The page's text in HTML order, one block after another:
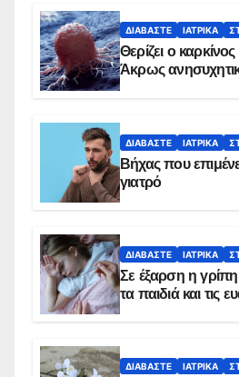
ΔΙΑΒΆΣΤΕ ΙΑΤΡΙΚΆ
Θερίζει ο
Άκρως
ΔΙΑΒΆΣΤΕ ΙΑΤΡΙΚΆ
Βήχας που
γιατρό
ΔΙΑΒΆΣΤΕ ΙΑΤΡΙΚΆ
Σε έξαρση η
τα παιδιά και τις
ΔΙΑΒΆΣΤΕ ΙΑΤΡΙΚΆ